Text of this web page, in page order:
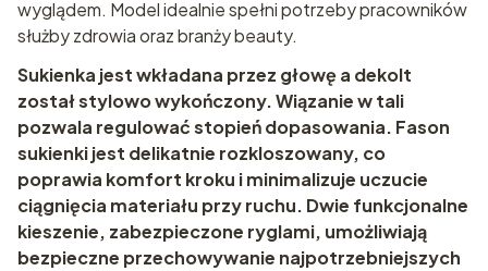
wyglądem. Model idealnie spełni potrzeby pracowników
służby zdrowia oraz branży beauty.
Sukienka jest wkładana przez głowę a dekolt
został stylowo wykończony. Wiązanie w tali
pozwala regulować stopień dopasowania. Fason
sukienki jest delikatnie rozkloszowany, co
poprawia komfort kroku i minimalizuje uczucie
ciągnięcia materiału przy ruchu. Dwie funkcjonalne
kieszenie, zabezpieczone ryglami, umożliwiają
bezpieczne przechowywanie najpotrzebniejszych